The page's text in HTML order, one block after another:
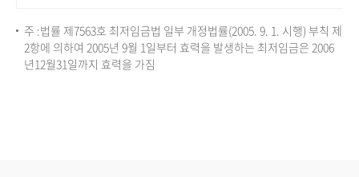
주 :법률 제7563호 최저임금법 일부 개정법률(2005. 9. 1. 시행) 부칙 제
2항에 의하여 2005년 9월 1일부터 효력을 발생하는 최저임금은 2006
년12월31일까지 효력을 가짐